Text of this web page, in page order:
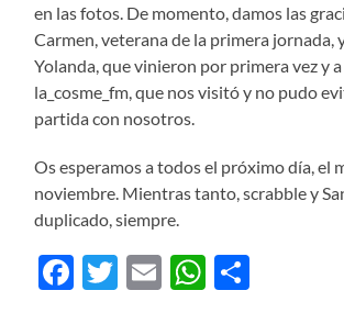
en las fotos. De momento, damos las
Carmen, veterana de la primera jornada,
Yolanda, que vinieron por primera vez y a
la_cosme_fm, que nos visitó y no pudo
partida con nosotros.
Os esperamos a todos el próximo día, el
noviembre. Mientras tanto, scrabble y
duplicado, siempre.
Facebook
Twitter
Email